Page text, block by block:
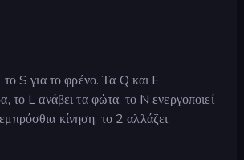
το S για το φρένο. Τα Q και E
το L ανάβει τα φώτα, το N ενεργοποιεί
κίνηση, το 2 αλλάζει